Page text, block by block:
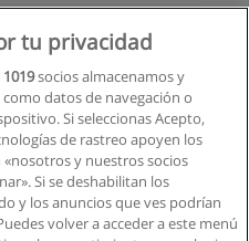
en 4 Meses
Edificios, Conjuntos,
Formación Empresarial
tu privacidad
1019socios almacenamos y
datos de navegación o
Si seleccionas Acepto,
de rastreo apoyen los
y nuestros socios
Si se deshabilitan los
y los anuncios que ves podrían
volver a acceder a este menú